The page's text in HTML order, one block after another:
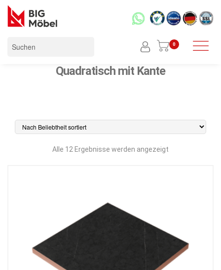
0
Quadratisch mit Kante
Alle 12 Ergebnisse werden angezeigt